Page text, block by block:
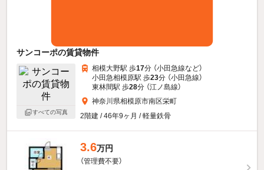
サンコーポの賃貸物件
すべての写真
相模大野駅 歩17分 （小田急線など）
小田急相模原駅 歩23分 （小田急線）
東林間駅 歩28分 （江ノ島線）
神奈川県相模原市南区栄町
2階建 / 46年9ヶ月 / 軽量鉄骨
3.6万円
（管理費不要）